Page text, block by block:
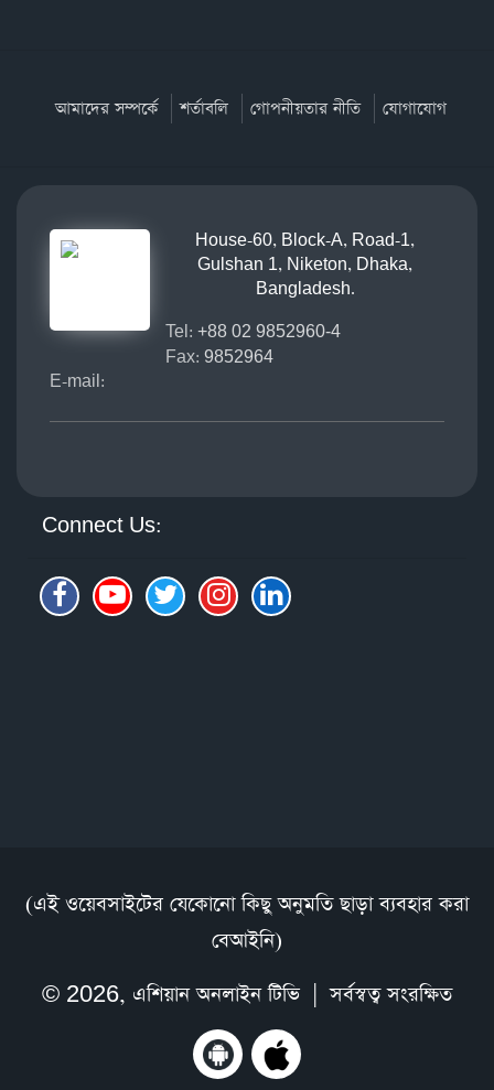
আমাদের সম্পর্কে শর্তাবলি গোপনীয়তার নীতি যোগাযোগ
House-60, Block-A, Road-1,
Gulshan 1, Niketon, Dhaka,
Bangladesh.
Tel: +88 02 9852960-4
Fax: 9852964
E-mail:
Connect Us:
(এই ওয়েবসাইটের যেকোনো কিছু অনুমতি ছাড়া ব্যবহার করা
বেআইনি)
© 2026, এশিয়ান অনলাইন টিভি| সর্বস্বত্ব সংরক্ষিত